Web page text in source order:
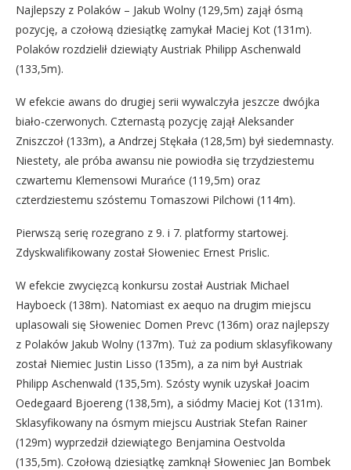
Najlepszy z Polaków – Jakub Wolny (129,5m) zajął ósmą
pozycję, a czołową dziesiątkę zamykał Maciej Kot (131m).
Polaków rozdzielił dziewiąty Austriak Philipp Aschenwald
(133,5m).
W efekcie awans do drugiej serii wywalczyła jeszcze dwójka
biało-czerwonych. Czternastą pozycję zajął Aleksander
Zniszczoł (133m), a Andrzej Stękała (128,5m) był siedemnasty.
Niestety, ale próba awansu nie powiodła się trzydziestemu
czwartemu Klemensowi Murańce (119,5m) oraz
czterdziestemu szóstemu Tomaszowi Pilchowi (114m).
Pierwszą serię rozegrano z 9. i 7. platformy startowej.
Zdyskwalifikowany został Słoweniec Ernest Prislic.
W efekcie zwycięzcą konkursu został Austriak Michael
Hayboeck (138m). Natomiast ex aequo na drugim miejscu
uplasowali się Słoweniec Domen Prevc (136m) oraz najlepszy
z Polaków Jakub Wolny (137m). Tuż za podium sklasyfikowany
został Niemiec Justin Lisso (135m), a za nim był Austriak
Philipp Aschenwald (135,5m). Szósty wynik uzyskał Joacim
Oedegaard Bjoereng (138,5m), a siódmy Maciej Kot (131m).
Sklasyfikowany na ósmym miejscu Austriak Stefan Rainer
(129m) wyprzedził dziewiątego Benjamina Oestvolda
(135,5m). Czołową dziesiątkę zamknął Słoweniec Jan Bombek